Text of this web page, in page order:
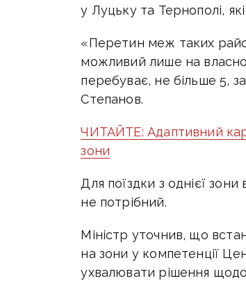
у Луцьку та Тернополі,
«Перетин меж таких
можливий лише на
перебуває, не більше 5,
Степанов.
ЧИТАЙТЕ: Адаптивний
зони
Для поїздки з однієї
не потрібний.
Міністр уточнив, що
на зони у компетенції
ухвалювати рішення